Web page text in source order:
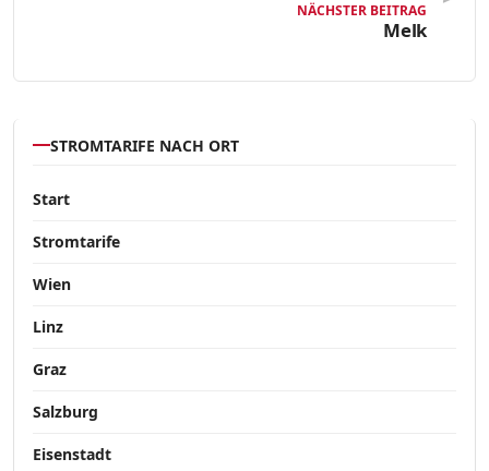
NÄCHSTER BEITRAG
Melk
STROMTARIFE NACH ORT
Start
Stromtarife
Wien
Linz
Graz
Salzburg
Eisenstadt